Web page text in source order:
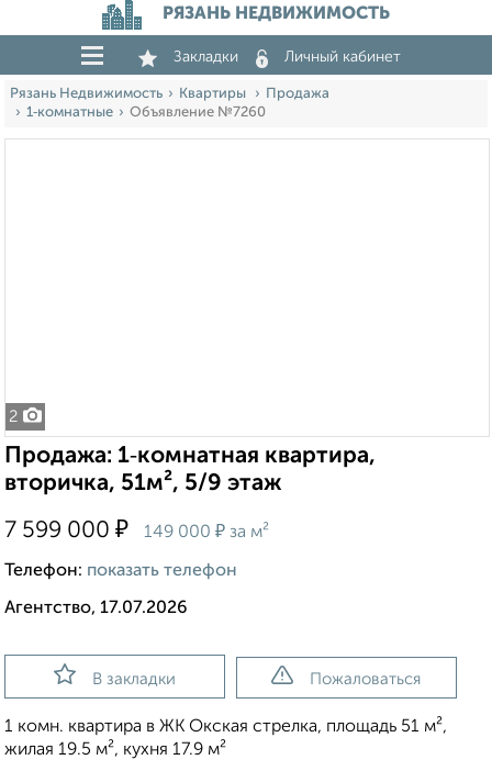
РЯЗАНЬ НЕДВИЖИМОСТЬ
Закладки Личный кабинет
Рязань Недвижимость Квартиры
Продажа
1‑комнатные
Объявление №7260
2
Продажа: 1‑комнатная квартира,
вторичка, 51м², 5/9 этаж
7 599 000 ₽ 149 000 ₽ за м²
Телефон: показать телефон
Агентство, 17.07.2026
В закладки Пожаловаться
1 комн. квартира в ЖК Окская стрелка, площадь 51 м²,
жилая 19.5 м², кухня 17.9 м²